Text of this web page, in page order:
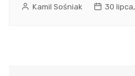
Kamil Sośniak 30